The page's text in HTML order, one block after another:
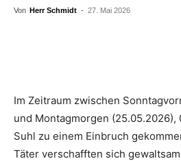
Von Herr Schmidt - 27. Mai 2026
Im Zeitraum zwischen
und Montagmorgen (25.05.2026),
Suhl zu einem Einbruch
Täter verschafften sich